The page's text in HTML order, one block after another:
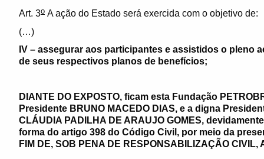
Art. 3o A ação do Estado será exercida com o objetivo de:
(…)
IV – assegurar aos participantes e assistidos o pleno
de seus respectivos planos de benefícios;
DIANTE DO EXPOSTO, ficam esta Fundação
Presidente BRUNO MACEDO DIAS, e a digna
CLÁUDIA PADILHA DE ARAUJO GOMES,
forma do artigo 398 do Código Civil, por meio da
FIM DE, SOB PENA DE RESPONSABILIZAÇÃO CIVIL,